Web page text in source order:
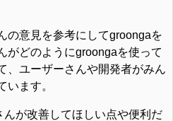
の意見を参考にしてgroongaを
がどのようにgroongaを使って
、ユーザーさんや開発者がみん
います。
が改善してほしい点や便利だ